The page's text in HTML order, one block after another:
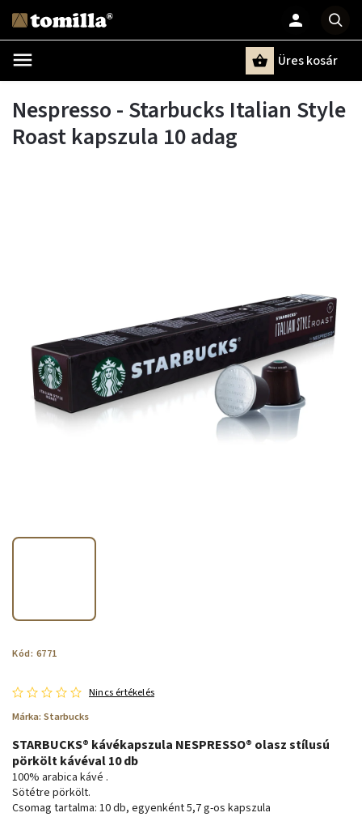
Üres kosár
Nespresso - Starbucks Italian Style
Roast kapszula 10 adag
Kód: 6771
Nincs értékelés
Márka: Starbucks
STARBUCKS® kávékapszula NESPRESSO® olasz stílusú
pörkölt kávéval 10 db
100% arabica kávé .
Sötétre pörkölt.
Csomag tartalma: 10 db, egyenként 5,7 g-os kapszula